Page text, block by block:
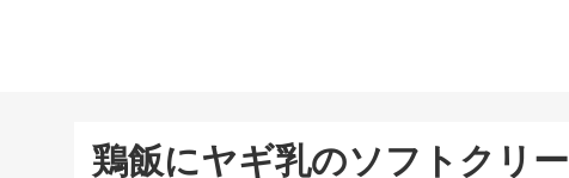
鶏飯にヤギ乳のソフトクリ